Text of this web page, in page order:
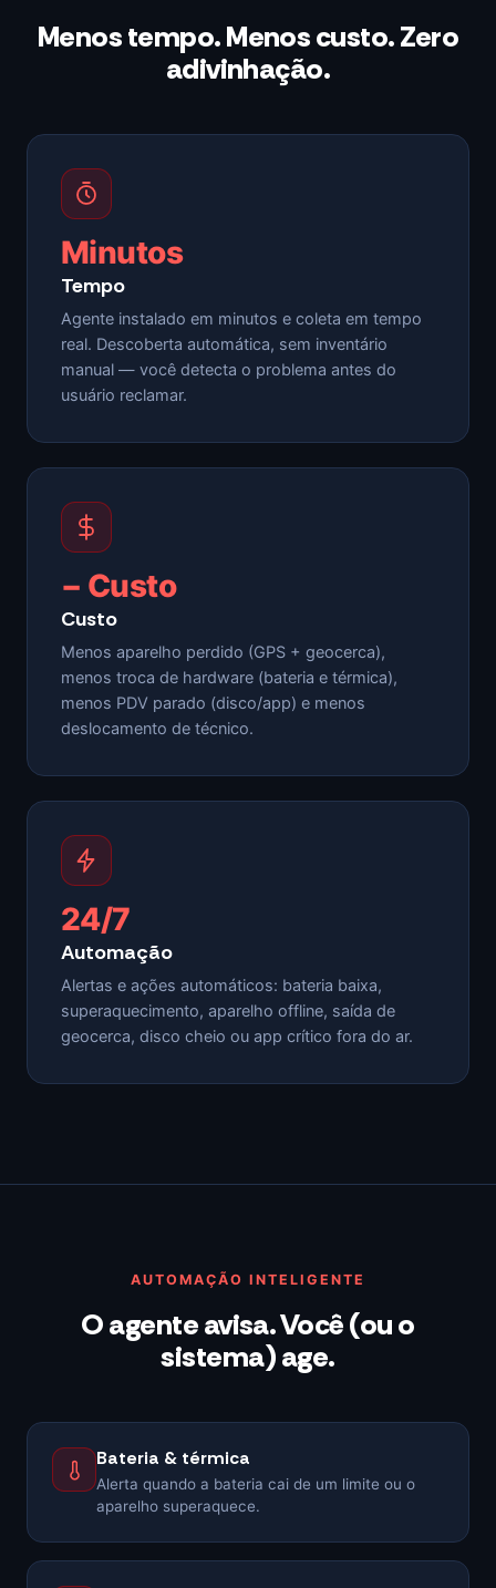
Menos tempo. Menos custo. Zero
adivinhação.
Minutos
Tempo
Agente instalado em minutos e coleta em tempo
real. Descoberta automática, sem inventário
manual — você detecta o problema antes do
usuário reclamar.
− Custo
Custo
Menos aparelho perdido (GPS + geocerca),
menos troca de hardware (bateria e térmica),
menos PDV parado (disco/app) e menos
deslocamento de técnico.
24/7
Automação
Alertas e ações automáticos: bateria baixa,
superaquecimento, aparelho offline, saída de
geocerca, disco cheio ou app crítico fora do ar.
AUTOMAÇÃO INTELIGENTE
O agente avisa. Você (ou o
sistema) age.
Bateria & térmica
Alerta quando a bateria cai de um limite ou o
aparelho superaquece.